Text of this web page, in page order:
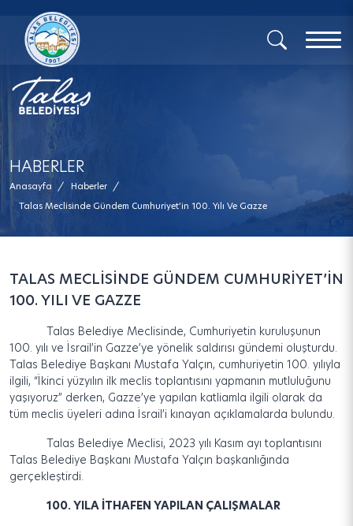
x
HABERLER
Anasayfa / Haberler /
Talas Meclisinde Gündem Cumhuriyet’in 100. Yılı Ve Gazze
TALAS MECLİSİNDE GÜNDEM CUMHURİYET’İN
100. YILI VE GAZZE
Talas Belediye Meclisinde, Cumhuriyetin kuruluşunun
100. yılı ve İsrail’in Gazze’ye yönelik saldırısı gündemi oluşturdu.
Talas Belediye Başkanı Mustafa Yalçın, cumhuriyetin 100. yılıyla
ilgili, “İkinci yüzyılın ilk meclis toplantısını yapmanın mutluluğunu
yaşıyoruz” derken, Gazze’ye yapılan katliamla ilgili olarak da
tüm meclis üyeleri adına İsrail’i kınayan açıklamalarda bulundu.
Talas Belediye Meclisi, 2023 yılı Kasım ayı toplantısını
Talas Belediye Başkanı Mustafa Yalçın başkanlığında
gerçekleştirdi.
100. YILA İTHAFEN YAPILAN ÇALIŞMALAR